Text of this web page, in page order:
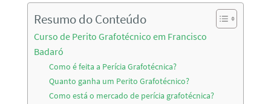
Resumo do Conteúdo
Curso de Perito Grafotécnico em Francisco
Badaró
Como é feita a Perícia Grafotécnica?
Quanto ganha um Perito Grafotécnico?
Como está o mercado de perícia grafotécnica?